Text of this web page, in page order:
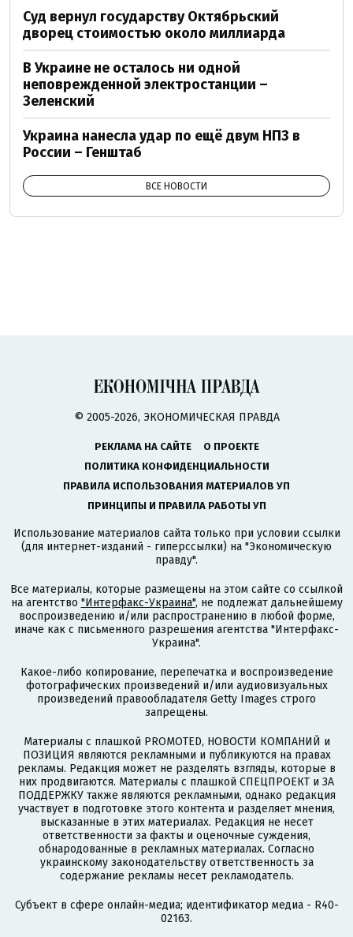
Суд вернул государству Октябрьский
дворец стоимостью около миллиарда
В Украине не осталось ни одной
неповрежденной электростанции –
Зеленский
Украина нанесла удар по ещё двум НПЗ в
России – Генштаб
ВСЕ НОВОСТИ
© 2005-2026, ЭКОНОМИЧЕСКАЯ ПРАВДА
РЕКЛАМА НА САЙТЕ
О ПРОЕКТЕ
ПОЛИТИКА КОНФИДЕНЦИАЛЬНОСТИ
ПРАВИЛА ИСПОЛЬЗОВАНИЯ МАТЕРИАЛОВ УП
ПРИНЦИПЫ И ПРАВИЛА РАБОТЫ УП
Использование материалов сайта только при условии ссылки
(для интернет-изданий - гиперссылки) на "Экономическую
правду".
Все материалы, которые размещены на этом сайте со ссылкой
на агентство "Интерфакс-Украина", не подлежат дальнейшему
воспроизведению и/или распространению в любой форме,
иначе как с письменного разрешения агентства "Интерфакс-
Украина".
Какое-либо копирование, перепечатка и воспроизведение
фотографических произведений и/или аудиовизуальных
произведений правообладателя Getty Images строго
запрещены.
Материалы с плашкой PROMOTED, НОВОСТИ КОМПАНИЙ и
ПОЗИЦИЯ являются рекламными и публикуются на правах
рекламы. Редакция может не разделять взгляды, которые в
них продвигаются. Материалы с плашкой СПЕЦПРОЕКТ и ЗА
ПОДДЕРЖКУ также являются рекламными, однако редакция
участвует в подготовке этого контента и разделяет мнения,
высказанные в этих материалах. Редакция не несет
ответственности за факты и оценочные суждения,
обнародованные в рекламных материалах. Согласно
украинскому законодательству ответственность за
содержание рекламы несет рекламодатель.
Субъект в сфере онлайн-медиа; идентификатор медиа - R40-
02163.